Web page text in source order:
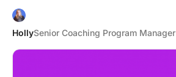
HollySenior Coaching Program Manager